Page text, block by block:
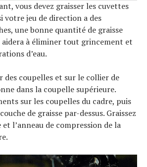
vous devez graisser les cuvettes
votre jeu de direction a des
une bonne quantité de graisse
aidera à éliminer tout grincement et
d’eau.
des coupelles et sur le collier de
dans la coupelle supérieure.
sur les coupelles du cadre, puis
de graisse par-dessus. Graissez
l’anneau de compression de la